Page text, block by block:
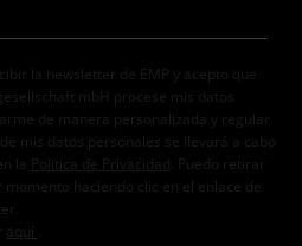
la newsletter de EMP y acepto que
mbH procese mis datos
de manera personalizada y regular
mis datos personales se llevará a cabo
la
Política de Privacidad . Puedo retirar
haciendo clic en el enlace de
aquí